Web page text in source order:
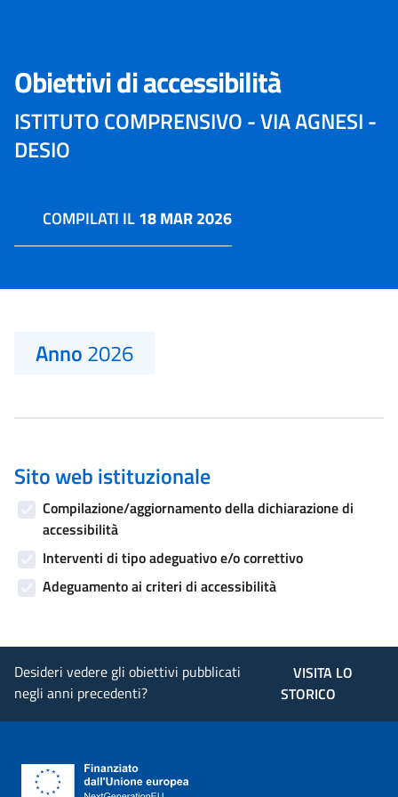
Obiettivi di accessibilità
ISTITUTO COMPRENSIVO - VIA AGNESI -
DESIO
COMPILATI IL18 MAR 2026
Anno2026
Sito web istituzionale
Compilazione/aggiornamento della dichiarazione di
accessibilità
Interventi di tipo adeguativo e/o correttivo
Adeguamento ai criteri di accessibilità
Desideri vedere gli obiettivi pubblicati
negli anni precedenti?
VISITA LO
STORICO